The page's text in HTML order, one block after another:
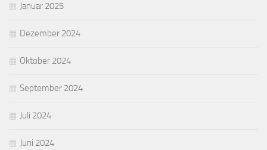
Januar 2025
Dezember 2024
Oktober 2024
September 2024
Juli 2024
Juni 2024